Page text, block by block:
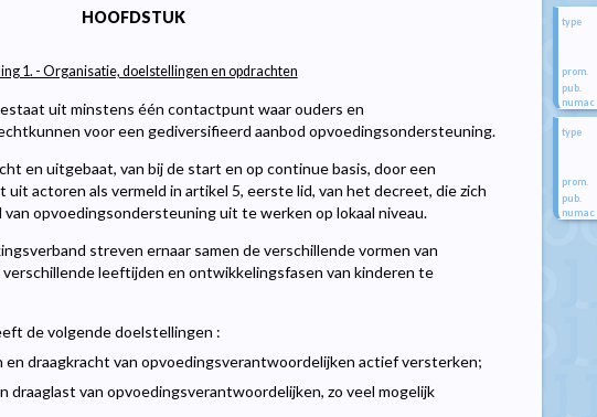
HOOFDSTUK
1. - Organisatie, doelstellingen en opdrachten
uit minstens één contactpunt waar ouders en
voor een gediversifieerd aanbod opvoedingsondersteuning.
en uitgebaat, van bij de start en op continue basis, door een
actoren als vermeld in artikel 5, eerste lid, van het decreet, die zich
opvoedingsondersteuning uit te werken op lokaal niveau.
streven ernaar samen de verschillende vormen van
leeftijden en ontwikkelingsfasen van kinderen te
de volgende doelstellingen :
en draagkracht van opvoedingsverantwoordelijken actief versterken;
draaglast van opvoedingsverantwoordelijken, zo veel mogelijk
type
prom.
pub.
numac
type
prom.
pub.
numac